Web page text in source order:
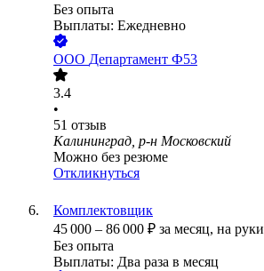
Без опыта
Выплаты: Ежедневно
ООО Департамент Ф53
3.4
•
51 отзыв
Калининград, р-н Московский
Можно без резюме
Откликнуться
Комплектовщик
45 000 – 86 000 ₽ за месяц, на руки
Без опыта
Выплаты: Два раза в месяц